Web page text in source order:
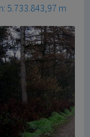
5.733.843,97 m